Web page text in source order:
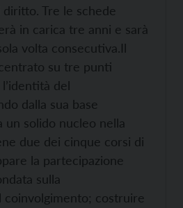
Tre le schede
in carica tre anni e sarà
volta consecutiva.Il
su tre punti
del
dalla sua base
un solido nucleo nella
due dei cinque corsi di
la partecipazione
sulla
coinvolgimento; costruire